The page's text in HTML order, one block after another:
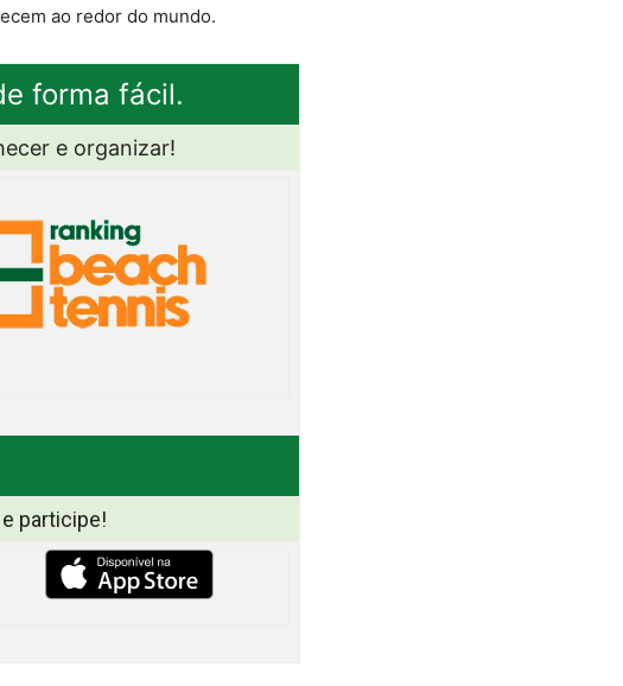
ao redor do mundo.
forma fácil.
e organizar!
participe!